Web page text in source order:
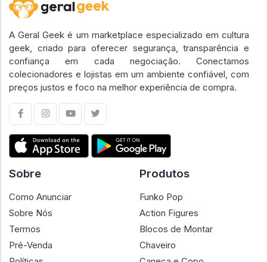
A Geral Geek é um marketplace especializado em cultura
geek, criado para oferecer segurança, transparência e
confiança em cada negociação. Conectamos
colecionadores e lojistas em um ambiente confiável, com
preços justos e foco na melhor experiência de compra.
Sobre
Como Anunciar
Sobre Nós
Termos
Pré-Venda
Produtos
Funko Pop
Action Figures
Blocos de Montar
Chaveiro